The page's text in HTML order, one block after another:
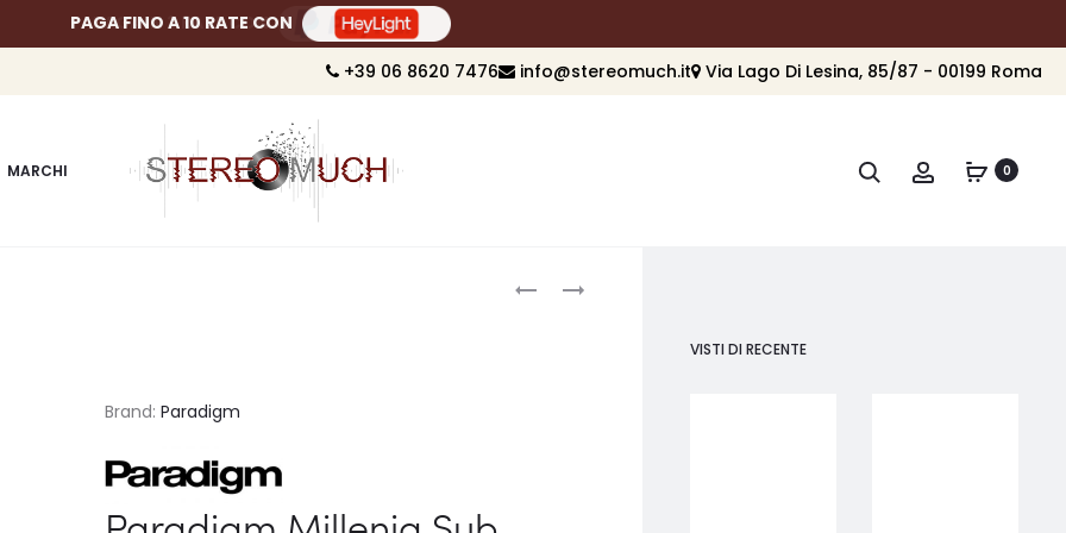
PAGA FINO A 10 RATE CON
+39 06 8620 7476 info@stereomuch.it Via Lago Di Lesina, 85/87 - 00199 Roma
MARCHI Cerca Account0
Product
navigation
PARADIGM
PARADIGM
Brand:Paradigm
VISTI DI RECENTE